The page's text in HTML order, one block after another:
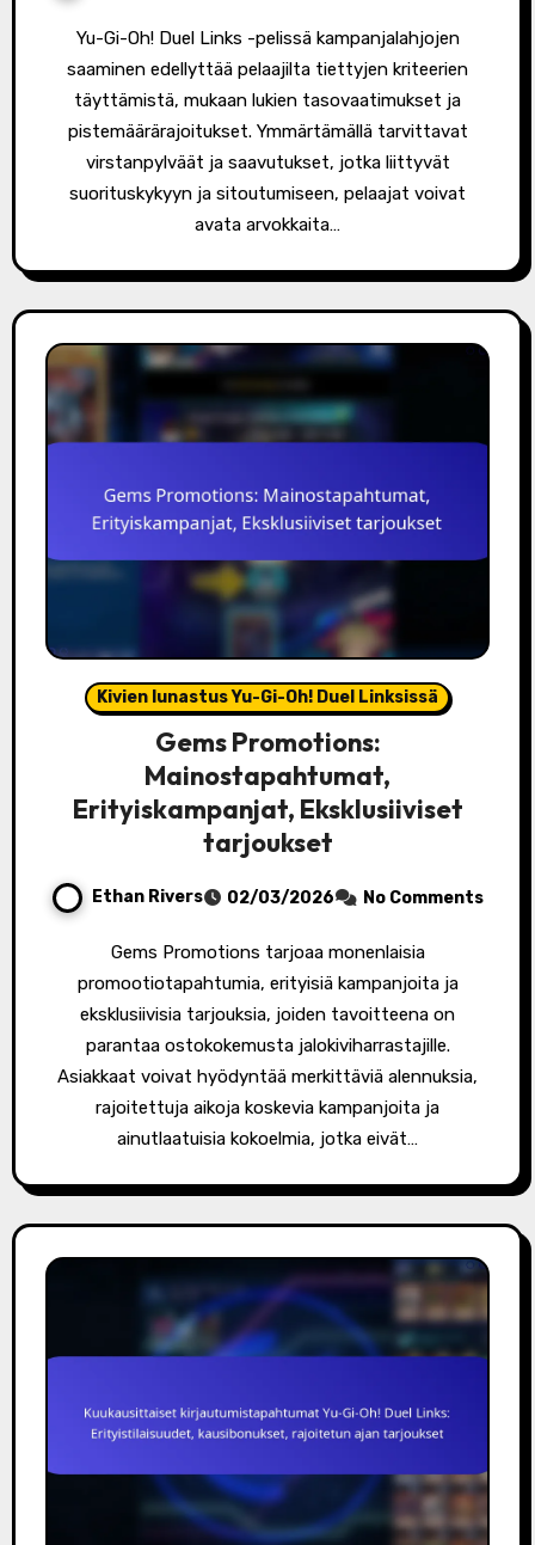
Yu-Gi-Oh! Duel Links -pelissä kampanjalahjojen
saaminen edellyttää pelaajilta tiettyjen kriteerien
täyttämistä, mukaan lukien tasovaatimukset ja
pistemäärärajoitukset. Ymmärtämällä tarvittavat
virstanpylväät ja saavutukset, jotka liittyvät
suorituskykyyn ja sitoutumiseen, pelaajat voivat
avata arvokkaita…
Kivien lunastus Yu-Gi-Oh! Duel Linksissä
Gems Promotions:
Mainostapahtumat,
Erityiskampanjat, Eksklusiiviset
tarjoukset
Ethan Rivers 02/03/2026 No Comments
Gems Promotions tarjoaa monenlaisia
promootiotapahtumia, erityisiä kampanjoita ja
eksklusiivisia tarjouksia, joiden tavoitteena on
parantaa ostokokemusta jalokiviharrastajille.
Asiakkaat voivat hyödyntää merkittäviä alennuksia,
rajoitettuja aikoja koskevia kampanjoita ja
ainutlaatuisia kokoelmia, jotka eivät…